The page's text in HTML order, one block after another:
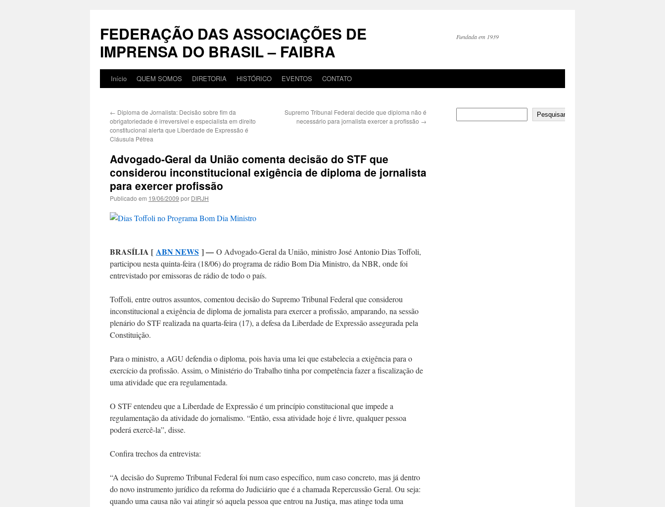
conteúdo
FEDERAÇÃO DAS ASSOCIAÇÕES DE
IMPRENSA DO BRASIL – FAIBRA
Fundada em 1939
Início QUEM SOMOS DIRETORIA HISTÓRICO EVENTOS CONTATO
← Diploma de Jornalista: Decisão sobre fim da
obrigatoriedade é irreversível e especialista em direito
constitucional alerta que Liberdade de Expressão é
Cláusula Pétrea
Supremo Tribunal Federal decide que diploma não é
necessário para jornalista exercer a profissão →
Advogado-Geral da União comenta decisão do STF que
considerou inconstitucional exigência de diploma de jornalista
para exercer profissão
Publicado em 19/06/2009 por DIRJH
BRASÍLIA [ ABN NEWS ] — O Advogado-Geral da União, ministro José Antonio Dias Toffoli,
participou nesta quinta-feira (18/06) do programa de rádio Bom Dia Ministro, da NBR, onde foi
entrevistado por emissoras de rádio de todo o país.
Toffoli, entre outros assuntos, comentou decisão do Supremo Tribunal Federal que considerou
inconstitucional a exigência de diploma de jornalista para exercer a profissão, amparando, na sessão
plenário do STF realizada na quarta-feira (17), a defesa da Liberdade de Expressão assegurada pela
Constituição.
Para o ministro, a AGU defendia o diploma, pois havia uma lei que estabelecia a exigência para o
exercício da profissão. Assim, o Ministério do Trabalho tinha por competência fazer a fiscalização de
uma atividade que era regulamentada.
O STF entendeu que a Liberdade de Expressão é um princípio constitucional que impede a
regulamentação da atividade do jornalismo. “Então, essa atividade hoje é livre, qualquer pessoa
poderá exercê-la”, disse.
Confira trechos da entrevista:
“A decisão do Supremo Tribunal Federal foi num caso específico, num caso concreto, mas já dentro
do novo instrumento jurídico da reforma do Judiciário que é a chamada Repercussão Geral. Ou seja:
quando uma causa não vai atingir só aquela pessoa que entrou na Justiça, mas atinge toda uma
Pesquisar